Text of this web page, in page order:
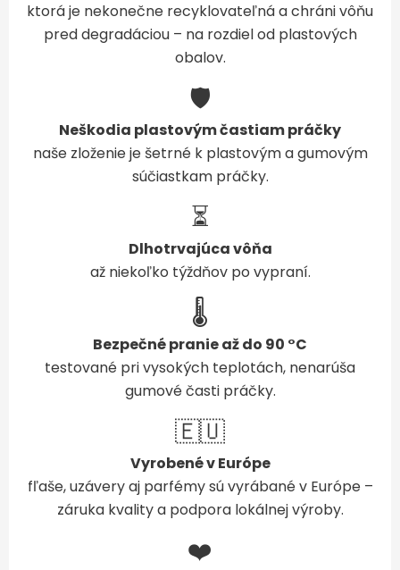
ktorá je nekonečne recyklovateľná a chráni vôňu
pred degradáciou – na rozdiel od plastových
obalov.
🛡️
Neškodia plastovým častiam práčky
naše zloženie je šetrné k plastovým a gumovým
súčiastkam práčky.
⏳
Dlhotrvajúca vôňa
až niekoľko týždňov po vypraní.
🌡️
Bezpečné pranie až do 90 °C
testované pri vysokých teplotách, nenarúša
gumové časti práčky.
🇪🇺
Vyrobené v Európe
fľaše, uzávery aj parfémy sú vyrábané v Európe –
záruka kvality a podpora lokálnej výroby.
❤️